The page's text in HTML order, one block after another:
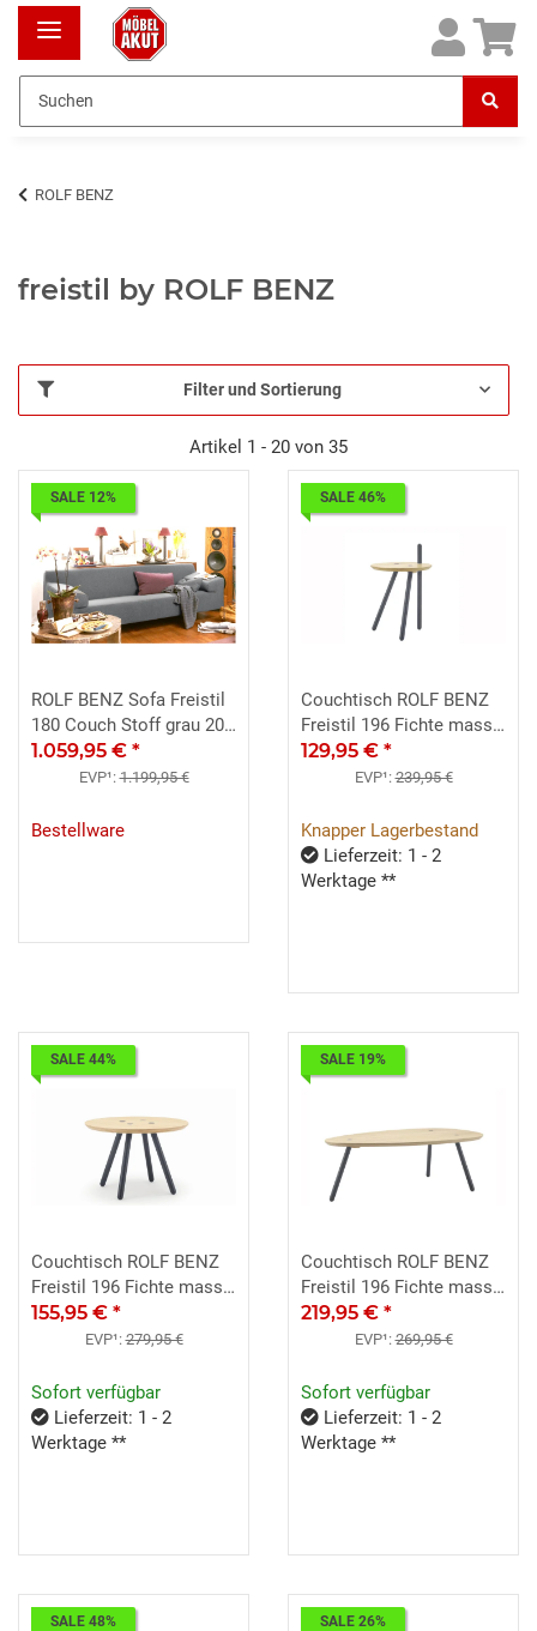
ROLF BENZ
freistil by ROLF BENZ
Filter und Sortierung
Artikel 1 - 20 von 35
SALE 12%
ROLF BENZ Sofa Freistil
180 Couch Stoff grau 200
cm Fuß schwarz
1.059,95 € *
EVP¹:1.199,95 €
Bestellware
SALE 46%
Couchtisch ROLF BENZ
Freistil 196 Fichte massiv
129,95 € *
EVP¹:239,95 €
Knapper Lagerbestand
Lieferzeit: 1 - 2
Werktage **
SALE 44%
Couchtisch ROLF BENZ
Freistil 196 Fichte massiv
155,95 € *
EVP¹:279,95 €
Sofort verfügbar
Lieferzeit: 1 - 2
Werktage **
SALE 19%
Couchtisch ROLF BENZ
Freistil 196 Fichte massiv
Schichtholz eiförmig
219,95 € *
EVP¹:269,95 €
Sofort verfügbar
Lieferzeit: 1 - 2
Werktage **
SALE 48% SALE 26%